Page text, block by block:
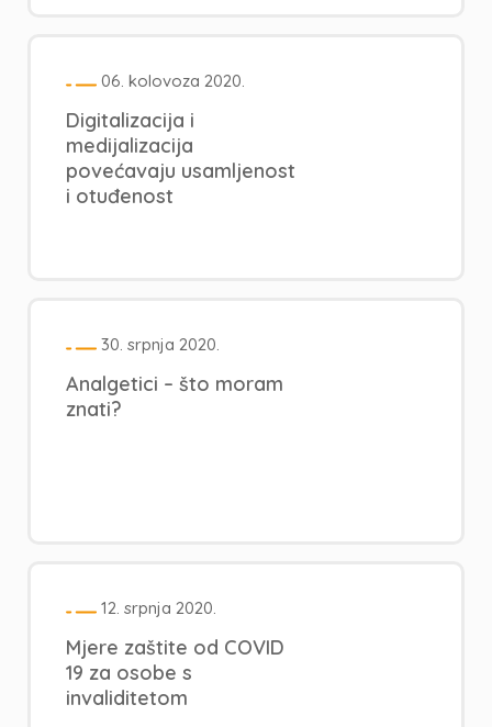
06. kolovoza 2020.
Digitalizacija i
medijalizacija
povećavaju usamljenost
i otuđenost
30. srpnja 2020.
Analgetici – što moram
znati?
12. srpnja 2020.
Mjere zaštite od COVID
19 za osobe s
invaliditetom